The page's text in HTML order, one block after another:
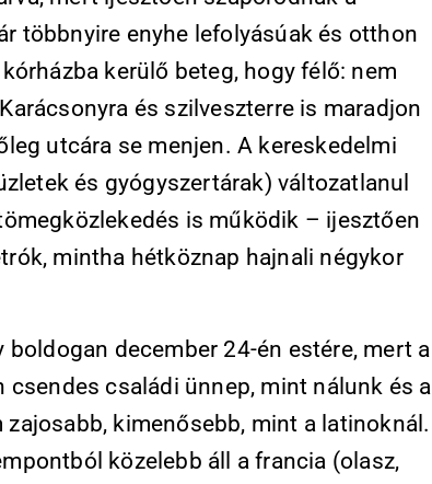
többnyire enyhe lefolyásúak és otthon
kerülő beteg, hogy félő: nem
és szilveszterre is maradjon
utcára se menjen. A kereskedelmi
és gyógyszertárak) változatlanul
is működik – ijesztően
mintha hétköznap hajnali négykor
december 24-én estére, mert a
csendes családi ünnep, mint nálunk és a
zajosabb, kimenősebb, mint a latinoknál.
közelebb áll a francia (olasz,